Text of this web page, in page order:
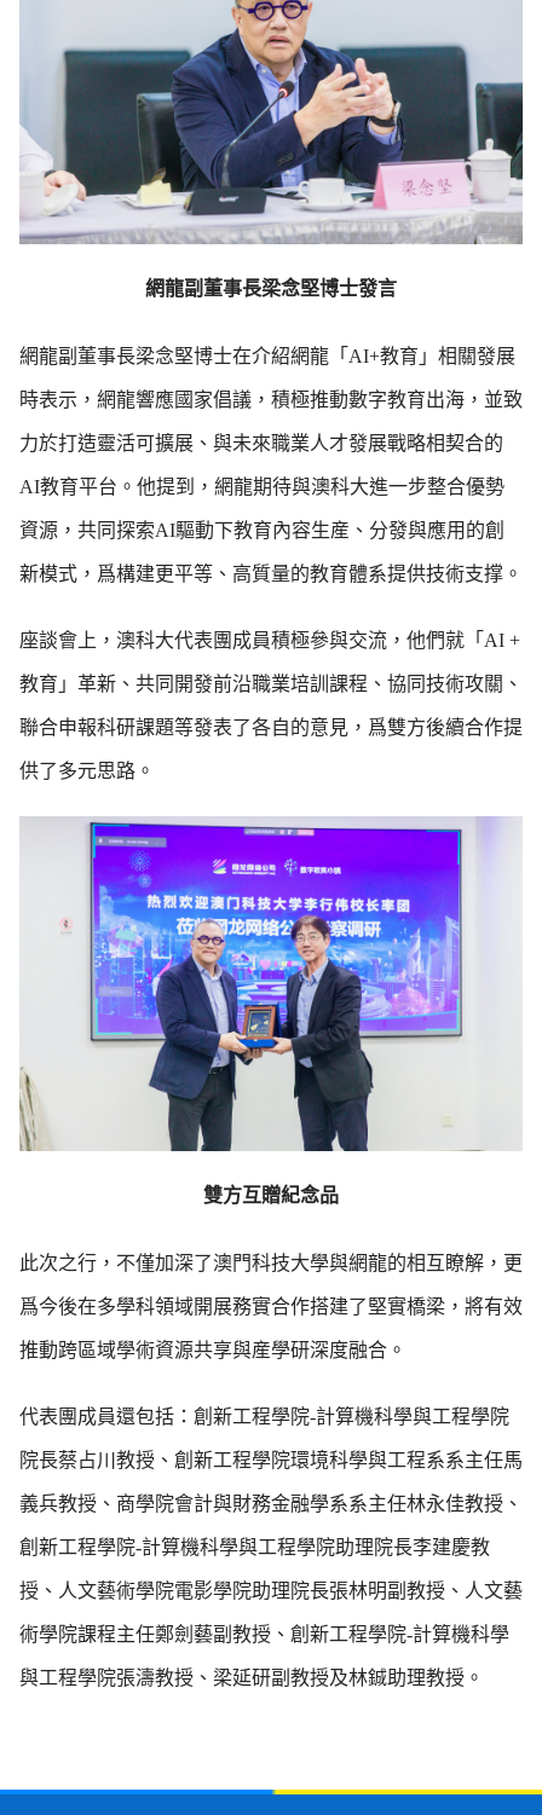
網龍副董事長梁念堅博士發言
網龍副董事長梁念堅博士在介紹網龍「 AI+教育」相關發展
時表示，網龍響應國家倡議，積極推動數字教育出海，並致
力於打造靈活可擴展、與未來職業人才發展戰略相契合的
AI教育平台。他提到，網龍期待與澳科大進一步整合優勢
資源，共同探索AI驅動下教育內容生産、分發與應用的創
新模式，爲構建更平等、高質量的教育體系提供技術支撑。
座談會上，澳科大代表團成員積極參與交流，他們就「 AI +
教育」革新、共同開發前沿職業培訓課程、協同技術攻關、
聯合申報科研課題等發表了各自的意見，爲雙方後續合作提
供了多元思路。
雙方互贈紀念品
此次之行，不僅加深了澳門科技大學與網龍的相互瞭解，更
爲今後在多學科領域開展務實合作搭建了堅實橋梁，將有效
推動跨區域學術資源共享與産學研深度融合。
代表團成員還包括：創新工程學院-計算機科學與工程學院
院長蔡占川教授、創新工程學院環境科學與工程系系主任馬
義兵教授、商學院會計與財務金融學系系主任林永佳教授、
創新工程學院-計算機科學與工程學院助理院長李建慶教
授、人文藝術學院電影學院助理院長張林明副教授、人文藝
術學院課程主任鄭劍藝副教授、創新工程學院-計算機科學
與工程學院張濤教授、梁延研副教授及林鋮助理教授 。